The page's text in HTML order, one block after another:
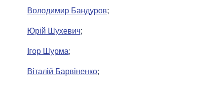
Володимир Бандуров;
Юрій Шухевич;
Ігор Шурма;
Віталій Барвіненко;